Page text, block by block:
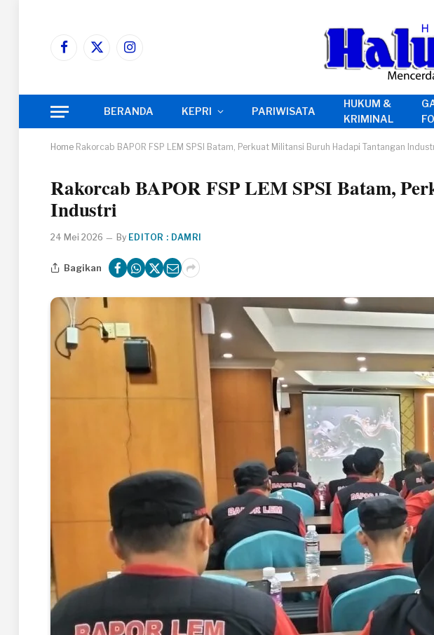
Facebook
X
Instagram
BERANDA KEPRI PARIWISATA
HUKUM &
KRIMINAL
Home Rakorcab BAPOR FSP LEM SPSI Batam, Perkuat Militansi Buruh Hadapi Tantangan
Rakorcab BAPOR FSP LEM SPSI Batam,
Industri
24 Mei 2026 By EDITOR : DAMRI
Bagikan